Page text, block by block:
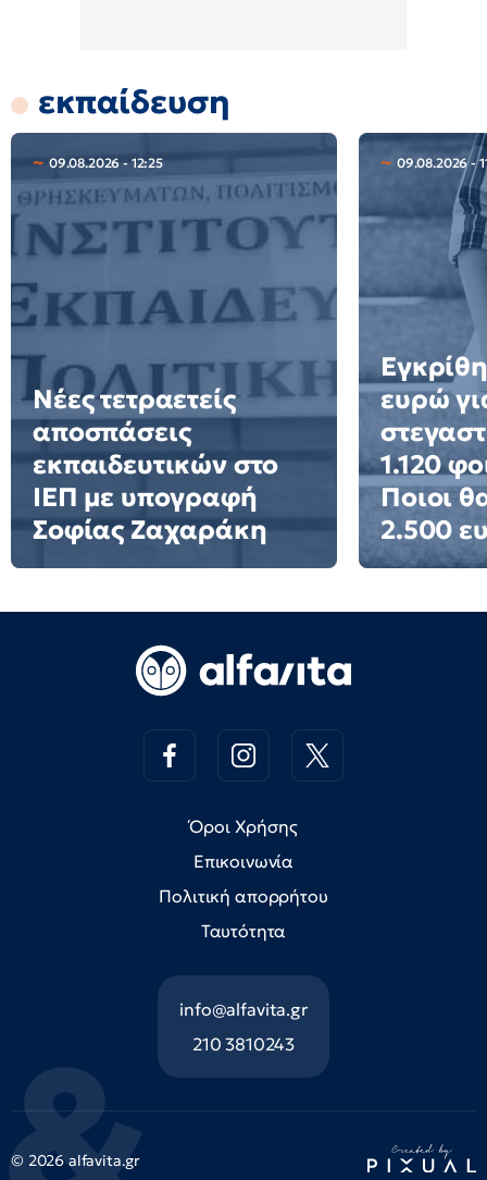
εκπαίδευση
09.08.2026 - 12:25
Νέες τετραετείς
αποσπάσεις
εκπαιδευτικών στο
ΙΕΠ με υπογραφή
Σοφίας Ζαχαράκη
09.08.2026 -
ευρώ
1.120
Ποιοι
2.500
Όροι Χρήσης
Επικοινωνία
Πολιτική απορρήτου
Ταυτότητα
info@alfavita.gr
210 3810243
© 2026 alfavita.gr